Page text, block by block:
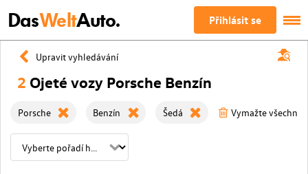
DasWeltAuto. Přihlásit se
Upravit vyhledávání
2 Ojeté vozy Porsche Benzín
Porsche Benzín Šedá Vymažte všechny